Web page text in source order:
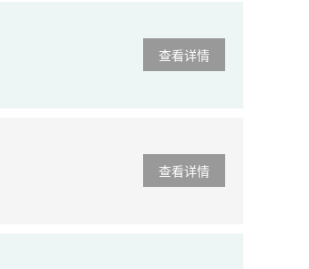
查看详情
查看详情